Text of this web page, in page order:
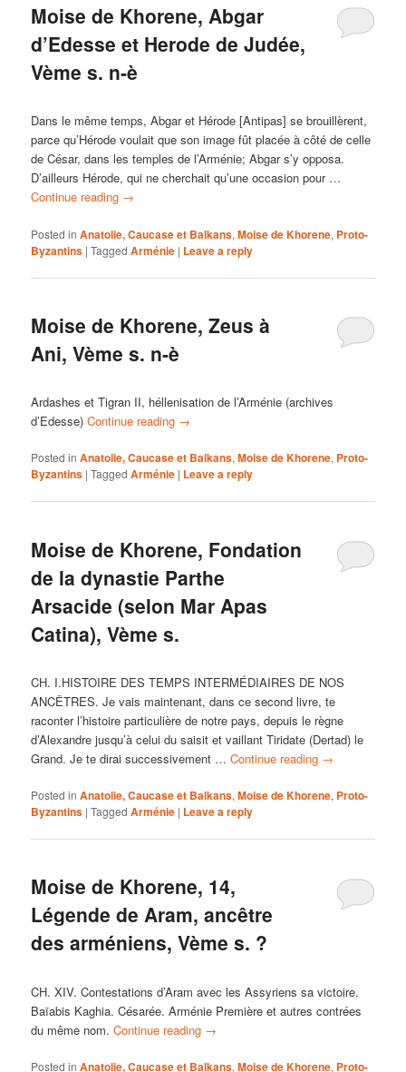
Moise de Khorene, Abgar
d’Edesse et Herode de Judée,
Vème s. n-è
Dans le même temps, Abgar et Hérode [Antipas] se brouillèrent,
parce qu’Hérode voulait que son image fût placée à côté de celle
de César, dans les temples de l’Arménie; Abgar s’y opposa.
D’ailleurs Hérode, qui ne cherchait qu’une occasion pour …
Continue reading →
Posted in Anatolie, Caucase et Balkans,Moise de Khorene, Proto-
Byzantins |Tagged Arménie | Leave a reply
Moise de Khorene, Zeus à
Ani, Vème s. n-è
Ardashes et Tigran II, héllenisation de l’Arménie (archives
d’Edesse)Continue reading →
Posted in Anatolie, Caucase et Balkans,Moise de Khorene, Proto-
Byzantins |Tagged Arménie | Leave a reply
Moise de Khorene, Fondation
de la dynastie Parthe
Arsacide (selon Mar Apas
Catina), Vème s.
CH. I.HISTOIRE DES TEMPS INTERMÉDIAIRES DE NOS
ANCÊTRES. Je vais maintenant, dans ce second livre, te
raconter l’histoire particulière de notre pays, depuis le règne
d’Alexandre jusqu’à celui du saisit et vaillant Tiridate (Dertad) le
Grand. Je te dirai successivement …Continue reading →
Posted in Anatolie, Caucase et Balkans,Moise de Khorene, Proto-
Byzantins |Tagged Arménie | Leave a reply
Moise de Khorene, 14,
Légende de Aram, ancêtre
des arméniens, Vème s. ?
CH. XIV. Contestations d’Aram avec les Assyriens sa victoire.
Baïabis Kaghia. Césarée. Arménie Première et autres contrées
du même nom.Continue reading →
Posted in Anatolie, Caucase et Balkans,Moise de Khorene, Proto-